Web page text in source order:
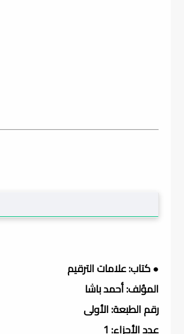
● كتاب: علامات الترقيم
المؤلف: أحمد باشا
رقم الطبعة: الأولى
عدد الأجزاء: 1